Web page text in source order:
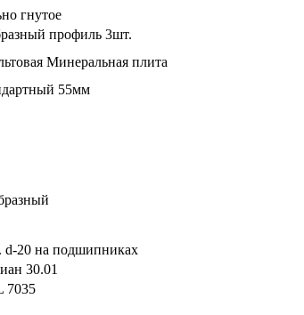
гнутое
профиль 3шт.
Минеральная плита
55мм
d-20 на подшипниках
30.01
7035